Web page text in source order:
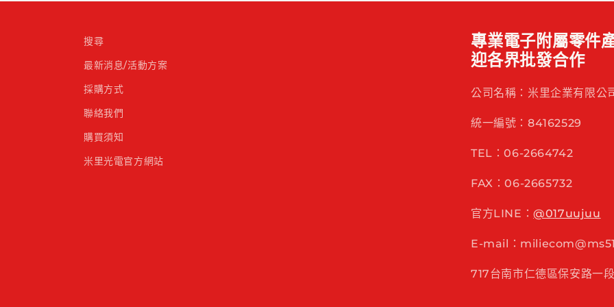
搜尋
最新消息/活動方案
採購方式
聯絡我們
購買須知
米里光電官方網站
專業電子附屬零件
迎各界批發合作
公司名稱：米里企業有限公
統一編號：84162529
TEL：06-2664742
FAX：06-2665732
官方LINE：@017uujuu
E-mail：
717台南市仁德區保安路一